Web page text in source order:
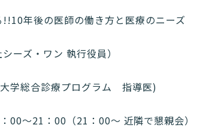
年後の医師の働き方と医療のニーズ
ーズ・ワン 執行役員）
学総合診療プログラム 指導医)
00～21：00（21：00～ 近隣で懇親会）